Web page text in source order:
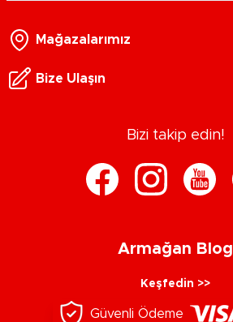
Mağazalarımız
Bize Ulaşın
Bizi takip edin!
Armağan Blog
Keşfedin >>
Güvenli Ödeme